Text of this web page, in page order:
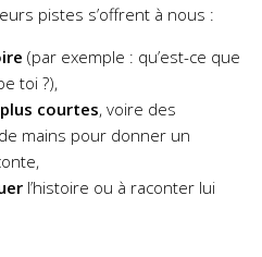
pistes s’offrent à nous :
(par exemple : qu’est-ce que
toi ?),
courtes, voire des
mains pour donner un
l’histoire ou à raconter lui